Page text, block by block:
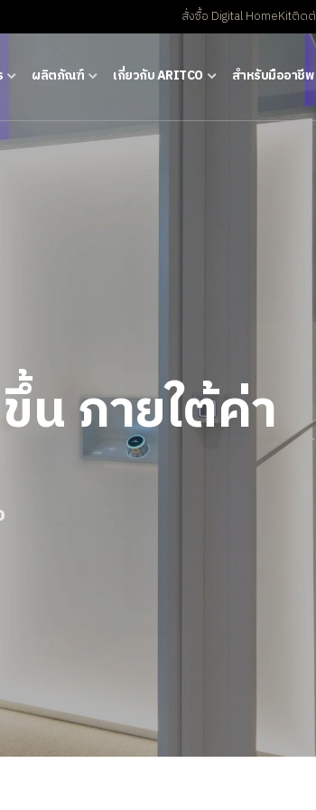
สั่งซื้อ Digital HomeKitติดต่
ผลิตภัณฑ์ เกี่ยวกับ ARITCO สําหรับมืออาชีพ
น ภายใต้ค่า